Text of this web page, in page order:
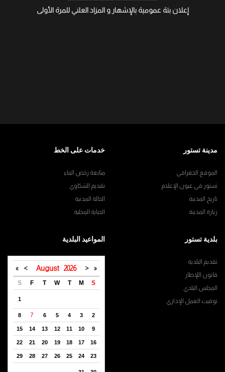
إعلان بتة عمومية بالإشهار و المزاد العلني للمرة الأولى
مدينة تستور
الموقع الجغرافي
تستور في عيون الإعلام
تاريخ المدينة
زيارة المدينة
خدمات على الخط
متابعة رخص البناء
تقديم الشكاوي
الحالة المدنية
الجباية المحلية
بلدية تستور
تقديم البلدية
قانون اللإطار
المجلس البلدي
توقيت العمل الإداري
المواعيد البلدية
«
<
August 2026
>
»
S
M
T
W
T
F
S
1
2
3
4
5
6
7
8
9
10
11
12
13
14
15
16
17
18
19
20
21
22
23
24
25
26
27
28
29